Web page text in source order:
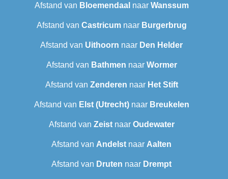
Afstand van Bloemendaal naar Wanssum
Afstand van Castricumnaar Burgerbrug
Afstand van Uithoorn naar Den Helder
Afstand van Bathmen naar Wormer
Afstand van Zenderen naar Het Stift
Afstand van Elst (Utrecht)naar Breukelen
Afstand van Zeistnaar Oudewater
Afstand van Andelst naar Aalten
Afstand van Druten naar Drempt